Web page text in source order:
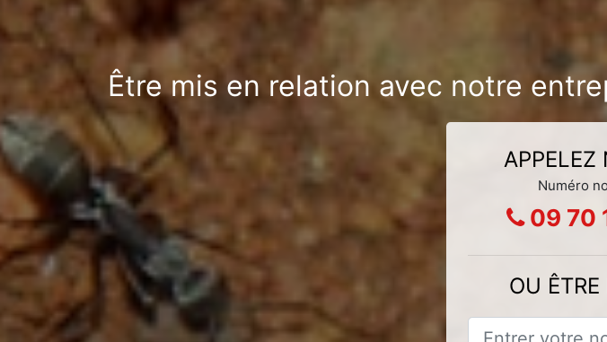
Être mis en relation avec notre
APPELEZ
Numéro
09 70
OU ÊTRE